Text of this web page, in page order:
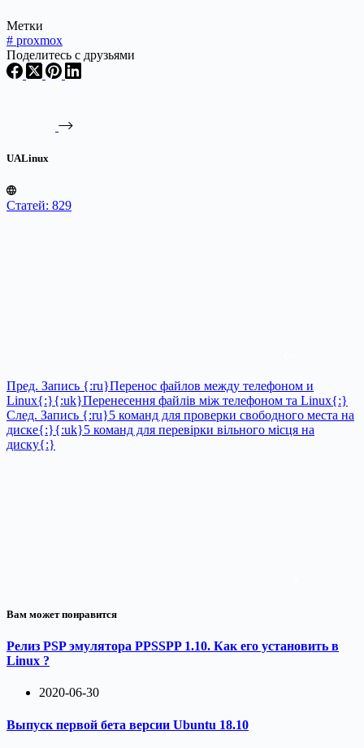
Метки
# proxmox
Поделитесь с друзьями
UALinux
Статей: 829
Пред. Запись {:ru}Перенос файлов между телефоном и
Linux{:}{:uk}Перенесення файлів між телефоном та Linux{:}
След. Запись {:ru}5 команд для проверки свободного места на
диске{:}{:uk}5 команд для перевірки вільного місця на
диску{:}
Вам может понравится
Релиз PSP эмулятора PPSSPP 1.10. Как его установить в
Linux ?
2020-06-30
Выпуск первой бета версии Ubuntu 18.10